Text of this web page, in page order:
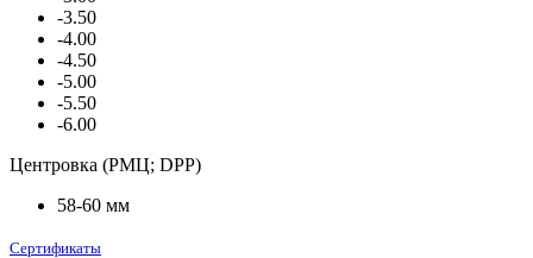
-3.50
-4.00
-4.50
-5.00
-5.50
-6.00
Центровка (РМЦ; DPP)
58-60 мм
Сертификаты